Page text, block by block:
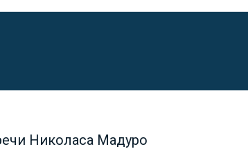
Николаса Мадуро